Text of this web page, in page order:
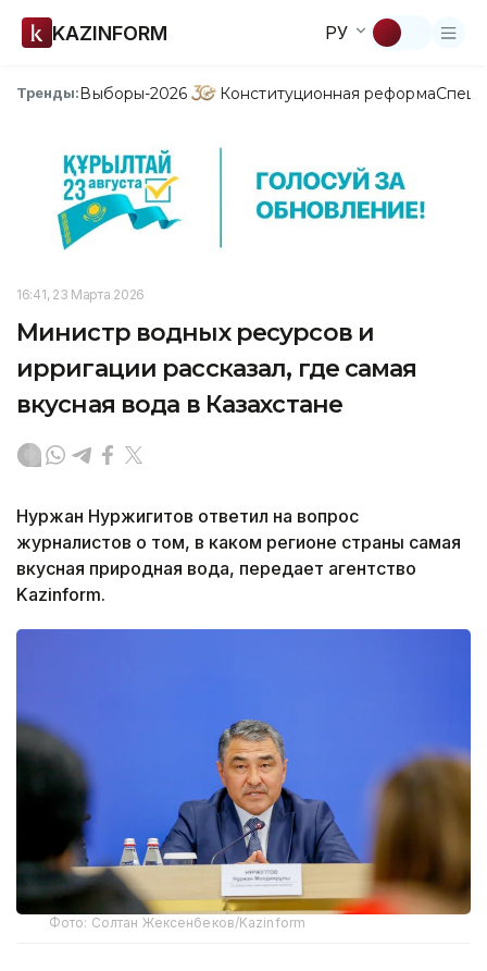
KAZINFORM РУ
Тренды:Выборы-2026 Конституционная реформа
16:41, 23 Марта 2026
Министр водных ресурсов и
ирригации рассказал, где самая
вкусная вода в Казахстане
Нуржан Нуржигитов ответил на вопрос
журналистов о том, в каком регионе страны самая
вкусная природная вода, передает агентство
Kazinform.
Фото: Солтан Жексенбеков/Kazinform